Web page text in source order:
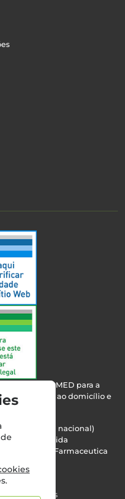
pelo INFARMED para a
de saúde ao domicílio e
para rede fixa nacional)
Teresa Almeida
- Sociedade Farmaceutica
2994
reservados